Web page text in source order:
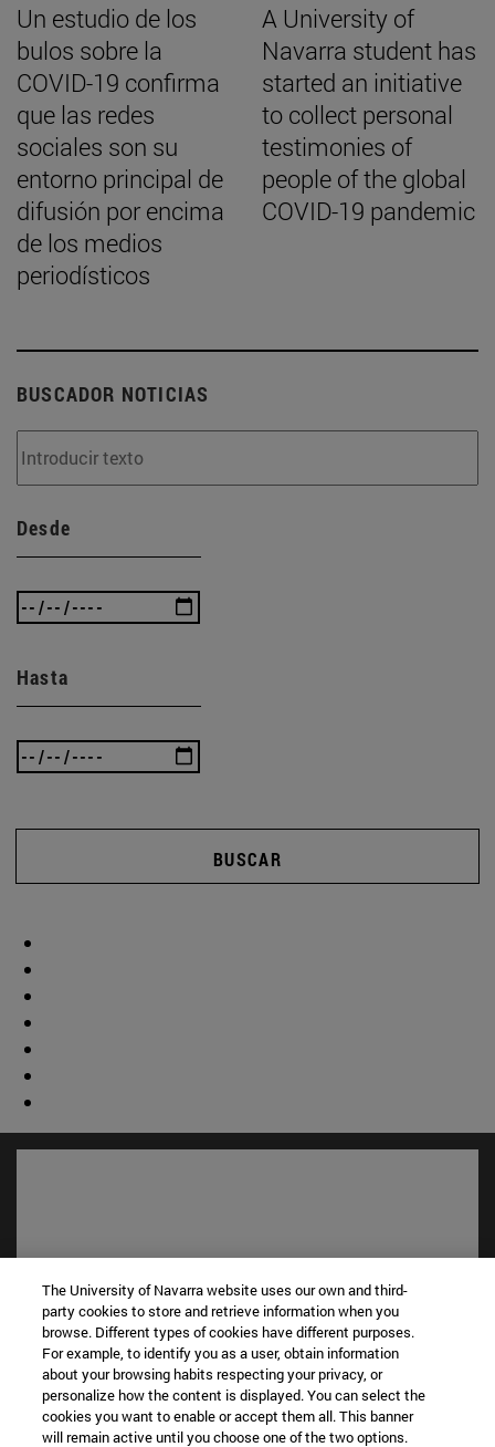
Un estudio de los
bulos sobre la
COVID-19 confirma
que las redes
sociales son su
entorno principal de
difusión por encima
de los medios
periodísticos
A University of
Navarra student has
started an initiative
to collect personal
testimonies of
people of the global
COVID-19 pandemic
BUSCADOR NOTICIAS
Desde
Hasta
BUSCAR
Accesos directos
Biblioteca(abre en nueva ventana)
Mi correo(abre en nueva ventana)
The University of Navarra website uses our own and third-
party cookies to store and retrieve information when you
browse. Different types of cookies have different purposes.
For example, to identify you as a user, obtain information
about your browsing habits respecting your privacy, or
personalize how the content is displayed. You can select the
cookies you want to enable or accept them all. This banner
will remain active until you choose one of the two options.